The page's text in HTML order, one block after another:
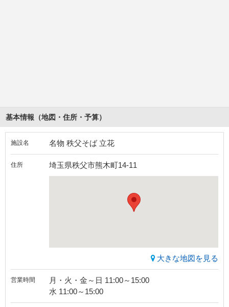
基本情報（地図・住所・予算）
施設名 名物 秩父そば 立花
住所 埼玉県秩父市熊木町14-11
大きな地図を見る
営業時間
月・火・金～日 11:00～15:00
水 11:00～15:00